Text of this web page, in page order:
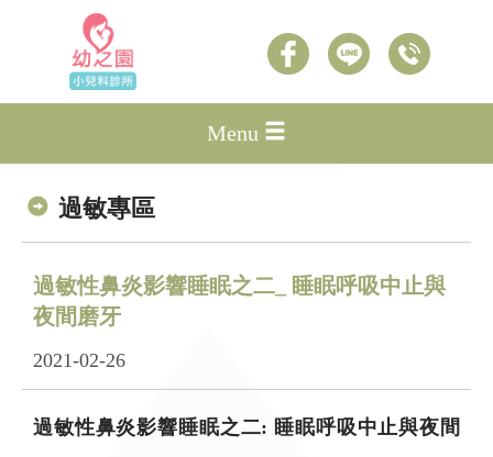
Menu
過敏專區
過敏性鼻炎影響睡眠之二_ 睡眠呼吸中止與
夜間磨牙
2021-02-26
過敏性鼻炎影響睡眠之二: 睡眠呼吸中止與夜間